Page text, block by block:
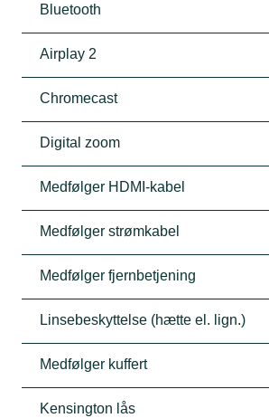
Bluetooth
Airplay 2
Chromecast
Digital zoom
Medfølger HDMI-kabel
Medfølger strømkabel
Medfølger fjernbetjening
Linsebeskyttelse (hætte el. lign.)
Medfølger kuffert
Kensington lås